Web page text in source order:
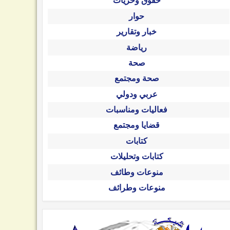
حوار
خبار وتقارير
رياضة
صحة
صحة ومجتمع
عربي ودولي
فعاليات ومناسبات
قضايا ومجتمع
كتابات
كتابات وتحليلات
منوعات وطائف
منوعات وطرائف